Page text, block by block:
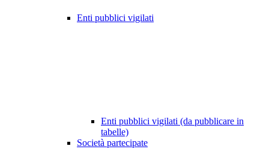
Enti pubblici vigilati
Enti pubblici vigilati (da pubblicare in
tabelle)
Società partecipate